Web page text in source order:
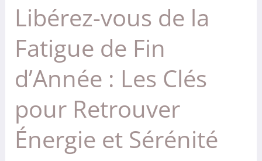
Libérez-vous de la
Fatigue de Fin
d’Année : Les Clés
pour Retrouver
Énergie et Sérénité
Énergie
et
Sérénité